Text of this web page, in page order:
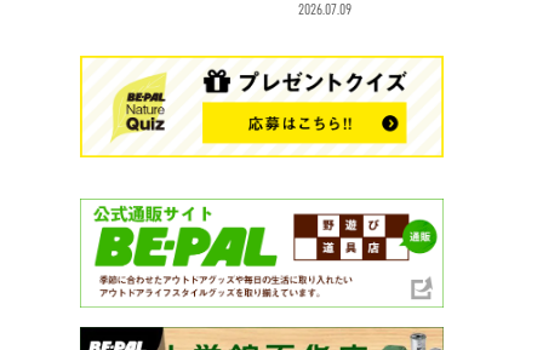
2026.07.09